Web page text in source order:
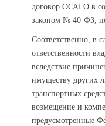
договор ОСАГО в
законом № 40-ФЗ, не
Соответственно, в
ответственности
вследствие
имуществу других
транспортных
возмещение и
предусмотренные